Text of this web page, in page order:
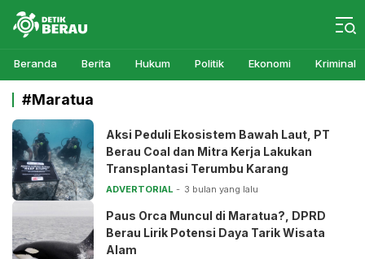
Detikberau.com
Media Diskusi Rakyat
Beranda Berita Hukum Politik Ekonomi Kriminal
#Maratua
Aksi Peduli Ekosistem Bawah Laut, PT
Berau Coal dan Mitra Kerja Lakukan
Transplantasi Terumbu Karang
ADVERTORIAL 3 bulan yang lalu
Paus Orca Muncul di Maratua?, DPRD
Berau Lirik Potensi Daya Tarik Wisata
Alam